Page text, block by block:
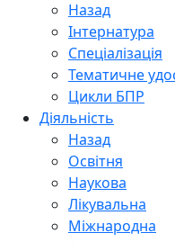
Назад
Інтернатура
Спеціалізація
Тематичне
Цикли БПР
Діяльність
Назад
Освітня
Наукова
Лікувальна
Міжнародна